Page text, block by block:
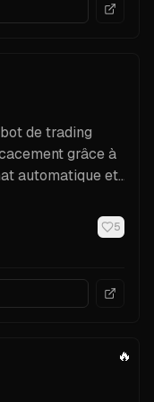
de trading
grâce à
automatique et
5
🔥